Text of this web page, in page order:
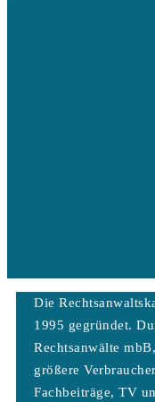
Die
1995 gegründet.
Rechtsanwälte
größere
Fachbeiträge, TV